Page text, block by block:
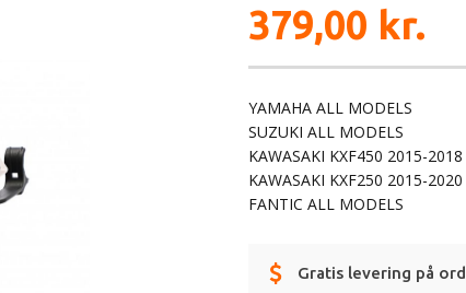
379,00 kr.
YAMAHA ALL MODELS
SUZUKI ALL MODELS
KAWASAKI KXF450 2015-2018
KAWASAKI KXF250 2015-2020
FANTIC ALL MODELS
Gratis levering på